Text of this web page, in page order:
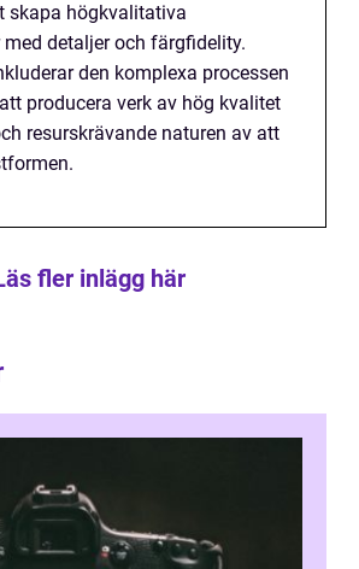
skapa högkvalitativa
detaljer och färgfidelity.
den komplexa processen
producera verk av hög kvalitet
resurskrävande naturen av att
fler inlägg här